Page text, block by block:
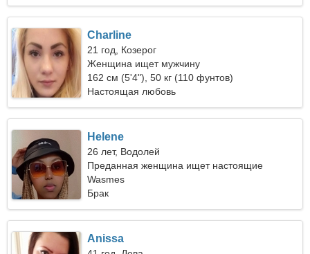
Charline
21 год, Козерог
Женщина ищет мужчину
162 см (5'4"), 50 кг (110 фунтов)
Настоящая любовь
Helene
26 лет, Водолей
Преданная женщина ищет настоящие
отношения
Wasmes
Брак
Anissa